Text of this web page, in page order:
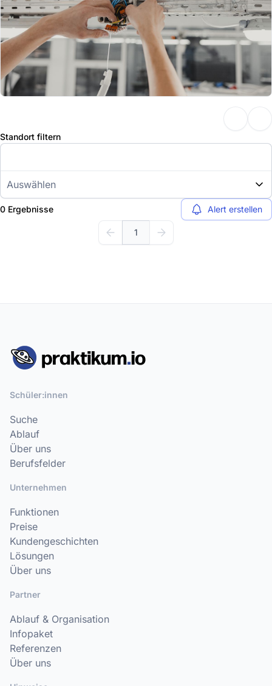
Standort filtern
Auswählen
0 Ergebnisse Alert erstellen
1
Schüler:innen
Suche
Ablauf
Über uns
Berufsfelder
Unternehmen
Funktionen
Preise
Kundengeschichten
Lösungen
Über uns
Partner
Ablauf & Organisation
Infopaket
Referenzen
Über uns